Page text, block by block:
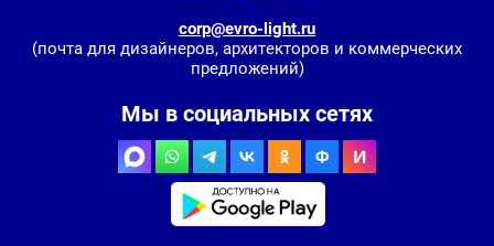
corp@evro-light.ru
(почта для дизайнеров, архитекторов и коммерческих
предложений)
Мы в социальных сетях